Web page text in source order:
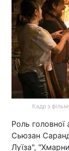
Кадр з
Роль головної
Сьюзан
Луїза",